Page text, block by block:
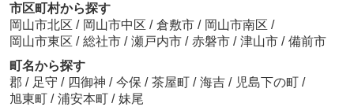
市区町村から探す
岡山市北区 / 岡山市中区 / 倉敷市 / 岡山市南区 /
岡山市東区 / 総社市 / 瀬戸内市 / 赤磐市 / 津山市 / 備前市
町名から探す
郡 / 足守 / 四御神 / 今保 / 茶屋町 / 海吉 / 児島下の町 /
旭東町 / 浦安本町 / 妹尾